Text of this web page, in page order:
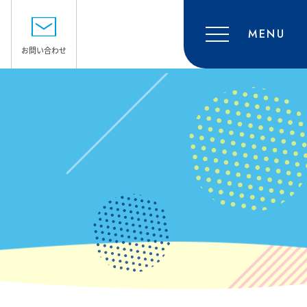
お問い合わせ
MENU
SHOP GUIDE
アクセス・駐車場
CONTACT